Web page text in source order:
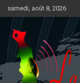
au
contenu
samedi, août 8, 2026